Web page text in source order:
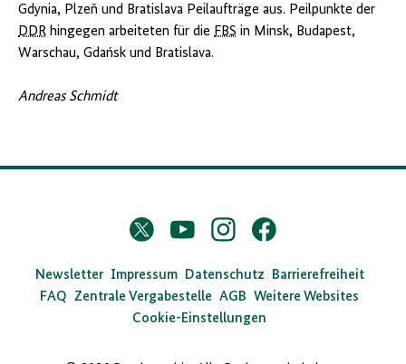
Gdynia, Plzeň und Bratislava Peilaufträge aus. Peilpunkte der
DDR hingegen arbeiteten für die FBS in Minsk, Budapest,
Warschau, Gdańsk und Bratislava.
Andreas Schmidt
D
s
B
Twitter
X
YouTubeInstagramFacebook
Newsletter Impressum Datenschutz Barrierefreiheit
FAQ Zentrale Vergabestelle AGB Weitere Websites
Cookie-Einstellungen